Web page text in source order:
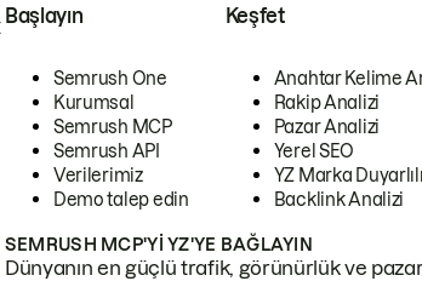
Başlayın
Semrush One
Kurumsal
Semrush MCP
Semrush API
Verilerimiz
Demo talep edin
Keşfet
Anahtar Kelime
Rakip Analizi
Pazar Analizi
Yerel SEO
YZ Marka
Backlink Analizi
SEMRUSH MCP'YI YZ'YE BAĞLAYIN
Dünyanın en güçlü trafik, görünürlük ve